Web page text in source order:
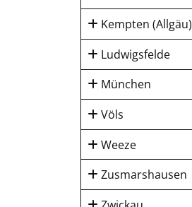
Kempten (Allgäu)
Ludwigsfelde
München
Völs
Weeze
Zusmarshausen